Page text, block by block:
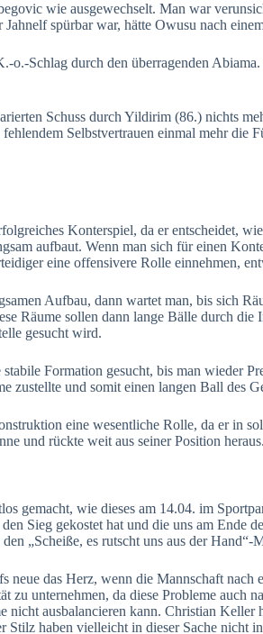
wie ausgewechselt. Man war
spürbar war, hätte Owusu nach
o.-Schlag durch den überragenden
Schuss durch Yildirim (86.) nichts
Selbstvertrauen einmal mehr die
Konterspiel, da er entscheidet,
aufbaut. Wenn man sich für einen
eine offensivere Rolle einnehmen,
Aufbau, dann wartet man, bis sich
Räume sollen dann lange Bälle durch
gesucht wird.
Formation gesucht, bis man wieder
zustellte und somit einen langen Ball des
eine wesentliche Rolle, da er in
und rückte weit aus seiner Position heraus.
gemacht, wie dieses am 14.04. im
Sieg gekostet hat und die uns am
„Scheiße, es rutscht uns aus der
neue das Herz, wenn die Mannschaft
zu unternehmen, da diese Probleme
nicht ausbalancieren kann. Christian
Stilz haben vielleicht in dieser Sache nicht